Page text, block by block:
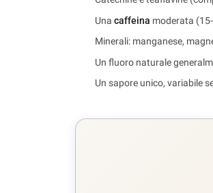
Una caffeina moderata
Minerali: manganese,
Un fluoro naturale
Un sapore unico, variabile